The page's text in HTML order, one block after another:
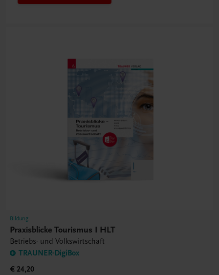
Bildung
Praxisblicke Tourismus I HLT
Betriebs- und Volkswirtschaft
TRAUNER-DigiBox
€ 24,20